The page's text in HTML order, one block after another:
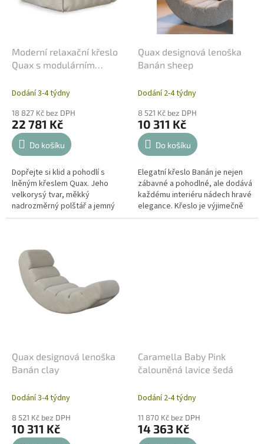
Moderní relaxační křeslo
Quax s modulárním
Dodání 3-4 týdny
18 827 Kč bez DPH
22 781 Kč
Do košíku
Dopřejte si klid a pohodlí s
lněným křeslem Quax. Jeho
velkorysý tvar, měkký
nadrozměrný polštář a jemný
lněný potah vytvářejí dokonalý
Quax designová lenoška
Banán sheep
Dodání 2-4 týdny
8 521 Kč bez DPH
10 311 Kč
Do košíku
Elegatní křeslo Banán je nejen
zábavné a pohodlné, ale dodává
každému interiéru nádech hravé
elegance. Křeslo je výjimečně
měkké díky čalounění z plyšové
Quax designová lenoška
Banán clay
Dodání 3-4 týdny
8 521 Kč bez DPH
10 311 Kč
Caramella Baby Pink
čalouněná lavice šedá
Dodání 2-4 týdny
11 870 Kč bez DPH
14 363 Kč